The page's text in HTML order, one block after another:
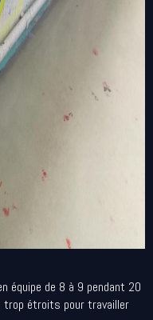
équipe de 8 à 9 pendant 20
étroits pour travailler